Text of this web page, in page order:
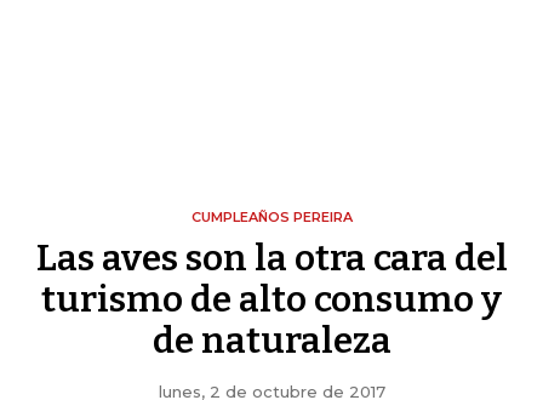
CUMPLEAÑOS PEREIRA
Las aves son la otra cara del
turismo de alto consumo y
de naturaleza
lunes, 2 de octubre de 2017